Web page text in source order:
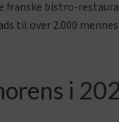
bistro-
til over 2.000
i